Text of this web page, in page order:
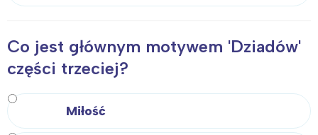
Co jest głównym motywem 'Dziadów'
części trzeciej?
Miłość